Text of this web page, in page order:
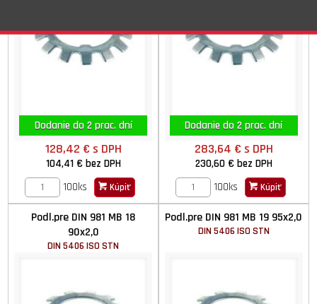
Dodanie do 2 prac. dní
128,42 € s DPH
104,41 € bez DPH
100ks
Kúpiť
Dodanie do 2 prac. dní
283,64 € s DPH
230,60 € bez DPH
100ks
Kúpiť
Podl.pre DIN 981 MB 18
90x2,0
DIN 5406 ISO STN
Podl.pre DIN 981 MB 19 95x2,0
DIN 5406 ISO STN